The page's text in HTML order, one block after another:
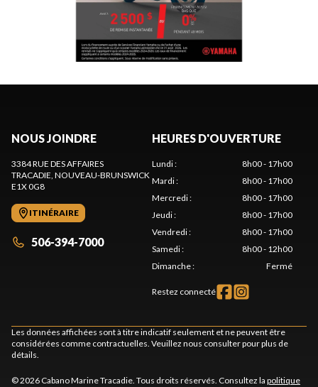
NOUS JOINDRE
3384 RUE DES AFFAIRES
TRACADIE, NOUVEAU-BRUNSWICK
E1X 0G8
ITINÉRAIRE
506-394-7000
HEURES D'OUVERTURE
Lundi:
8h00 - 17h00
Mardi:
8h00 - 17h00
Mercredi:
8h00 - 17h00
Jeudi:
8h00 - 17h00
Vendredi:
8h00 - 17h00
Samedi:
8h00 - 12h00
Dimanche: Fermé
Restez connecté
Les données affichées sont à titre indicatif seulement et ne peuvent être
considérées comme contractuelles. Veuillez nous consulter pour plus de
détails.
© 2026 Cabano Marine Tracadie. Tous droits réservés. Consultez la politique